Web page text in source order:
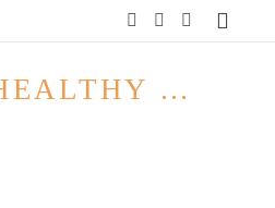
HAPPY HEALTHY RAW & FREE – ROH MACHT FROH!